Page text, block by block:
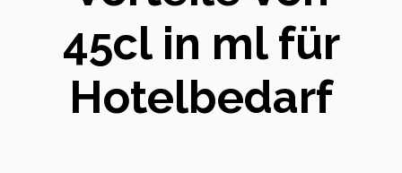
45cl in ml für
Hotelbedarf